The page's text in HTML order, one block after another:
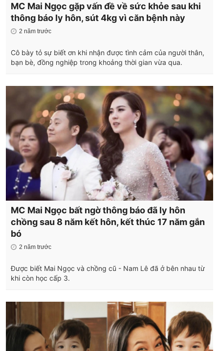
MC Mai Ngọc gặp vấn đề về sức khỏe sau khi
thông báo ly hôn, sút 4kg vì căn bệnh này
2 năm trước
Cô bày tỏ sự biết ơn khi nhận được tình cảm của người thân,
bạn bè, đồng nghiệp trong khoảng thời gian vừa qua.
MC Mai Ngọc bất ngờ thông báo đã ly hôn
chồng sau 8 năm kết hôn, kết thúc 17 năm gắn
bó
2 năm trước
Được biết Mai Ngọc và chồng cũ - Nam Lê đã ở bên nhau từ
khi còn học cấp 3.